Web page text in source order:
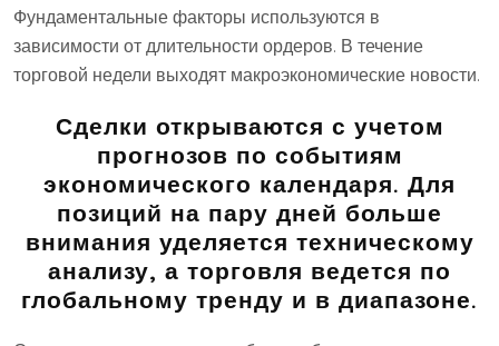
Фундаментальные факторы используются в
зависимости от длительности ордеров. В течение
торговой недели выходят макроэкономические новости.
Сделки открываются с учетом
прогнозов по событиям
экономического календаря. Для
позиций на пару дней больше
внимания уделяется техническому
анализу, а торговля ведется по
глобальному тренду и в диапазоне.